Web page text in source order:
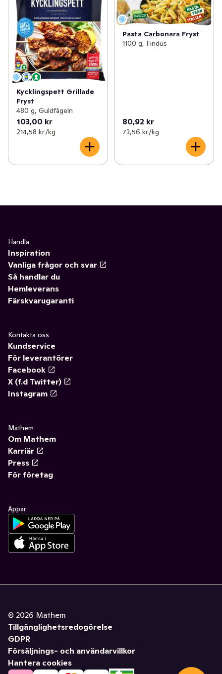
Kycklingspett Grillade
Fryst
480 g, Guldfågeln
103,00 kr
214,58 kr /kg
Pasta Carbonara Fryst
1100 g, Findus
80,92 kr
73,56 kr /kg
Handla
Inspiration
Vanliga frågor och svar
Så handlar du
Hemleverans
Färskvarugaranti
Kontakta oss
Kundservice
För leverantörer
Facebook
X (f.d Twitter)
Instagram
Mathem
Om Mathem
Karriär
Press
För företag
Appar
© 2026 Mathem
Tillgänglighetsredogörelse
GDPR
Försäljnings- och användarvillkor
Hantera cookies